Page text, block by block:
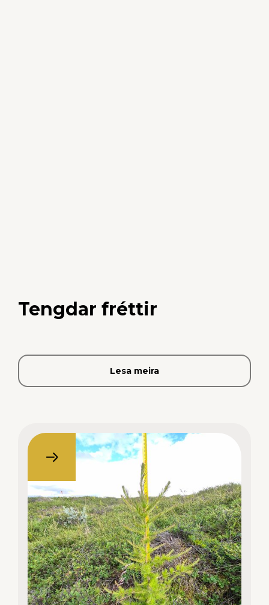
Tengdar fréttir
Lesa meira